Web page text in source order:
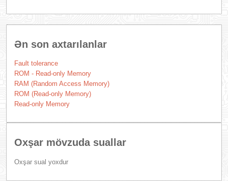
Ən son axtarılanlar
Fault tolerance
ROM - Read-only Memory
RAM (Random Access Memory)
ROM (Read-only Memory)
Read-only Memory
Oxşar mövzuda suallar
Oxşar sual yoxdur